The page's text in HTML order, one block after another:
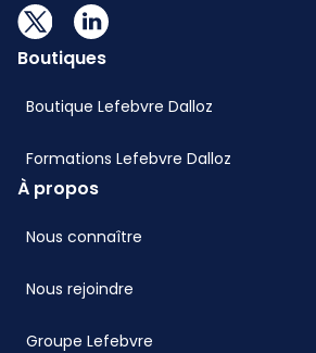
Boutiques
Boutique Lefebvre Dalloz
Formations Lefebvre Dalloz
À propos
Nous connaître
Nous rejoindre
Groupe Lefebvre